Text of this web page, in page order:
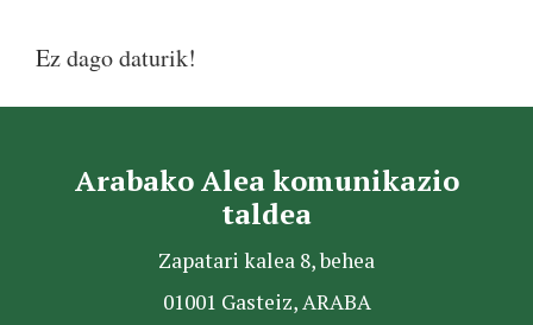
Ez dago daturik!
Arabako Alea komunikazio
taldea
Zapatari kalea 8, behea
01001 Gasteiz, ARABA